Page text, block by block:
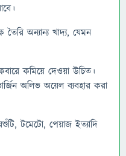
অন্যান্য খাদ্য, যেমন
কমিয়ে দেওয়া উচিত।
অলিভ অয়েল ব্যবহার করা
টমেটো, পেয়াজ ইত্যাদি